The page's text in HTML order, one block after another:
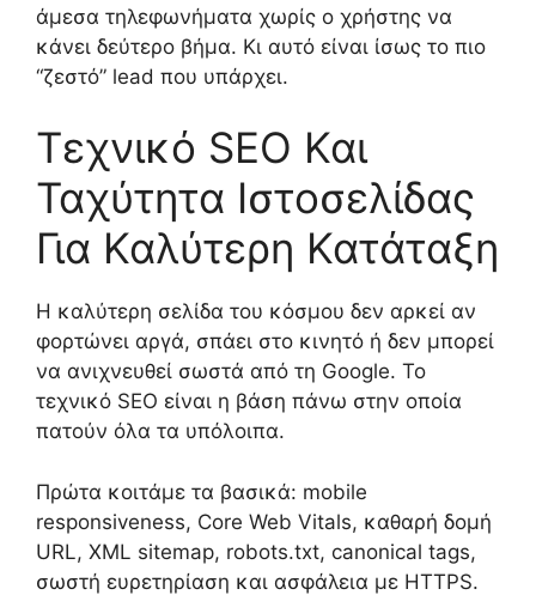
άμεσα τηλεφωνήματα χωρίς ο χρήστης να
κάνει δεύτερο βήμα. Κι αυτό είναι ίσως το πιο
“ζεστό” lead που υπάρχει.
Τεχνικό SEO Και
Ταχύτητα Ιστοσελίδας
Για Καλύτερη Κατάταξη
Η καλύτερη σελίδα του κόσμου δεν αρκεί αν
φορτώνει αργά, σπάει στο κινητό ή δεν μπορεί
να ανιχνευθεί σωστά από τη Google. Το
τεχνικό SEO είναι η βάση πάνω στην οποία
πατούν όλα τα υπόλοιπα.
Πρώτα κοιτάμε τα βασικά: mobile
responsiveness, Core Web Vitals, καθαρή δομή
URL, XML sitemap, robots.txt, canonical tags,
σωστή ευρετηρίαση και ασφάλεια με HTTPS.